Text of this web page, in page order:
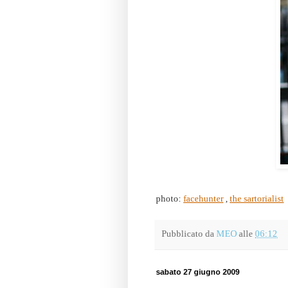
photo: facehunter, the sartorialist
Pubblicato da MEO alle 06:12
sabato 27 giugno 2009